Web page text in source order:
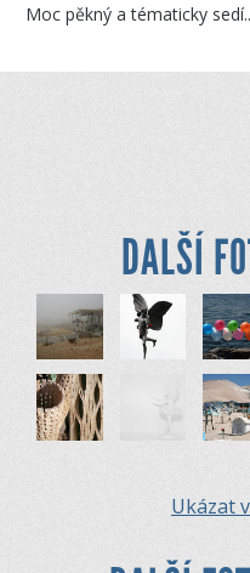
Moc pěkný a tématicky
DALŠÍ
Ukázat